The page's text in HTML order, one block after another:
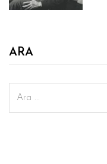
ARA